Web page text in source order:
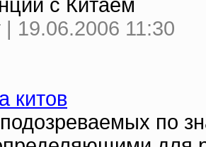
с Китаем
| 19.06.2006 11:30
китов
по